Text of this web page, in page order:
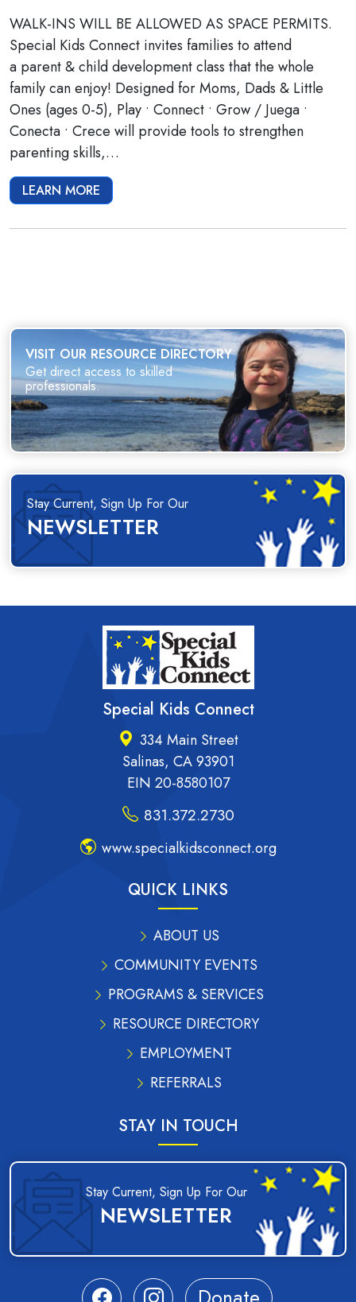
WALK-INS WILL BE ALLOWED AS SPACE PERMITS.
Special Kids Connect invites families to attend
a parent & child development class that the whole
family can enjoy! Designed for Moms, Dads & Little
Ones (ages 0-5), Play • Connect • Grow / Juega •
Conecta • Crece will provide tools to strengthen
parenting skills,…
LEARN MORE
VISIT OUR RESOURCE DIRECTORY
Get direct access to skilled
professionals.
Stay Current, Sign Up For Our
NEWSLETTER
Special Kids Connect
334 Main Street
Salinas, CA 93901
EIN 20-8580107
831.372.2730
www.specialkidsconnect.org
QUICK LINKS
ABOUT US
COMMUNITY EVENTS
PROGRAMS & SERVICES
RESOURCE DIRECTORY
EMPLOYMENT
REFERRALS
STAY IN TOUCH
Stay Current, Sign Up For Our
NEWSLETTER